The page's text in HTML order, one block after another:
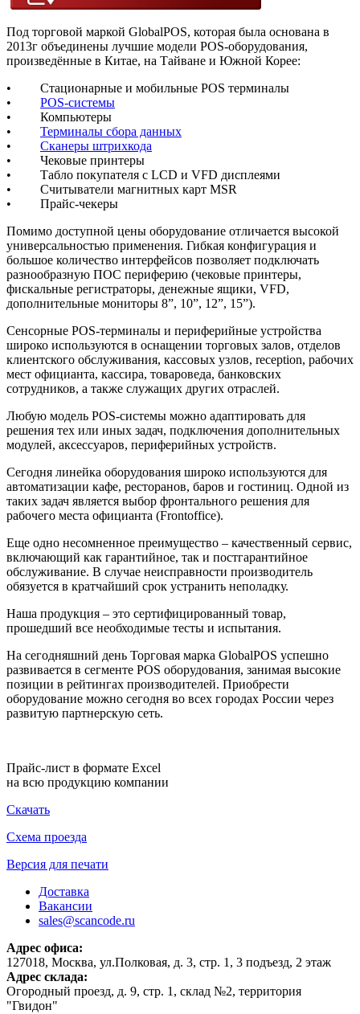
Под торговой маркой GlobalPOS, которая была основана в
2013г объединены лучшие модели POS-оборудования,
произведённые в Китае, на Тайване и Южной Корее:
• Стационарные и мобильные POS терминалы
• POS-системы
• Компьютеры
• Терминалы сбора данных
• Сканеры штрихкода
• Чековые принтеры
• Табло покупателя с LCD и VFD дисплеями
• Считыватели магнитных карт MSR
• Прайс-чекеры
Помимо доступной цены оборудование отличается высокой
универсальностью применения. Гибкая конфигурация и
большое количество интерфейсов позволяет подключать
разнообразную ПОС периферию (чековые принтеры,
фискальные регистраторы, денежные ящики, VFD,
дополнительные мониторы 8”, 10”, 12”, 15”).
Сенсорные POS-терминалы и периферийные устройства
широко используются в оснащении торговых залов, отделов
клиентского обслуживания, кассовых узлов, reception, рабочих
мест официанта, кассира, товароведа, банковских
сотрудников, а также служащих других отраслей.
Любую модель POS-системы можно адаптировать для
решения тех или иных задач, подключения дополнительных
модулей, аксессуаров, периферийных устройств.
Сегодня линейка оборудования широко используются для
автоматизации кафе, ресторанов, баров и гостиниц. Одной из
таких задач является выбор фронтального решения для
рабочего места официанта (Frontoffice).
Еще одно несомненное преимущество – качественный сервис,
включающий как гарантийное, так и постгарантийное
обслуживание. В случае неисправности производитель
обязуется в кратчайший срок устранить неполадку.
Наша продукция – это сертифицированный товар,
прошедший все необходимые тесты и испытания.
На сегодняшний день Торговая марка GlobalPOS успешно
развивается в сегменте POS оборудования, занимая высокие
позиции в рейтингах производителей. Приобрести
оборудование можно сегодня во всех городах России через
развитую партнерскую сеть.
Прайс-лист в формате Excel
на всю продукцию компании
Скачать
Схема проезда
Версия для печати
Доставка
Вакансии
sales@scancode.ru
Адрес офиса:
127018, Москва, ул.Полковая, д. 3, стр. 1, 3 подъезд, 2 этаж
Адрес склада:
Огородный проезд, д. 9, стр. 1, склад №2, территория
"Гвидон"